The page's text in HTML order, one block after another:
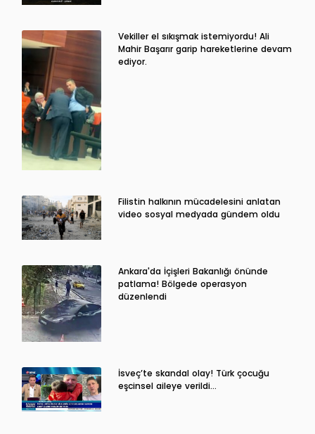
Vekiller el sıkışmak istemiyordu! Ali
Mahir Başarır garip hareketlerine devam
ediyor.
Filistin halkının mücadelesini anlatan
video sosyal medyada gündem oldu
Ankara'da İçişleri Bakanlığı önünde
patlama! Bölgede operasyon
düzenlendi
İsveç’te skandal olay! Türk çocuğu
eşcinsel aileye verildi…